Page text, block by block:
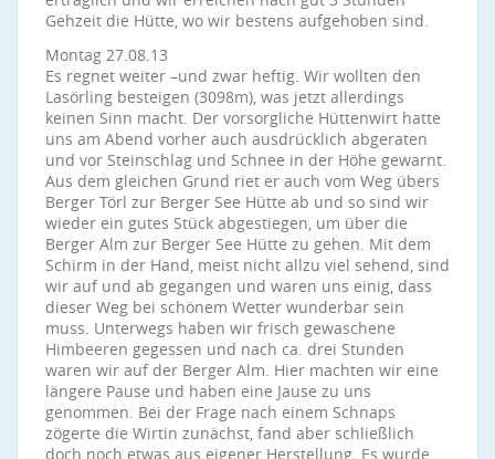
Gehzeit die Hütte, wo wir bestens aufgehoben sind.
Montag 27.08.13
Es regnet weiter –und zwar heftig. Wir wollten den
Lasörling besteigen (3098m), was jetzt allerdings
keinen Sinn macht. Der vorsorgliche Hüttenwirt hatte
uns am Abend vorher auch ausdrücklich abgeraten
und vor Steinschlag und Schnee in der Höhe gewarnt.
Aus dem gleichen Grund riet er auch vom Weg übers
Berger Törl zur Berger See Hütte ab und so sind wir
wieder ein gutes Stück abgestiegen, um über die
Berger Alm zur Berger See Hütte zu gehen. Mit dem
Schirm in der Hand, meist nicht allzu viel sehend, sind
wir auf und ab gegangen und waren uns einig, dass
dieser Weg bei schönem Wetter wunderbar sein
muss. Unterwegs haben wir frisch gewaschene
Himbeeren gegessen und nach ca. drei Stunden
waren wir auf der Berger Alm. Hier machten wir eine
längere Pause und haben eine Jause zu uns
genommen. Bei der Frage nach einem Schnaps
zögerte die Wirtin zunächst, fand aber schließlich
doch noch etwas aus eigener Herstellung. Es wurde